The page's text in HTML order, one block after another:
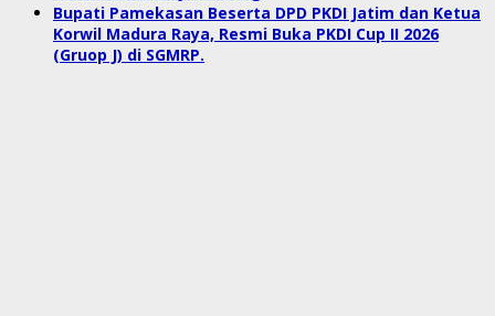
Bupati Pamekasan Beserta DPD PKDI Jatim dan Ketua
Korwil Madura Raya, Resmi Buka PKDI Cup II 2026
(Gruop J) di SGMRP.